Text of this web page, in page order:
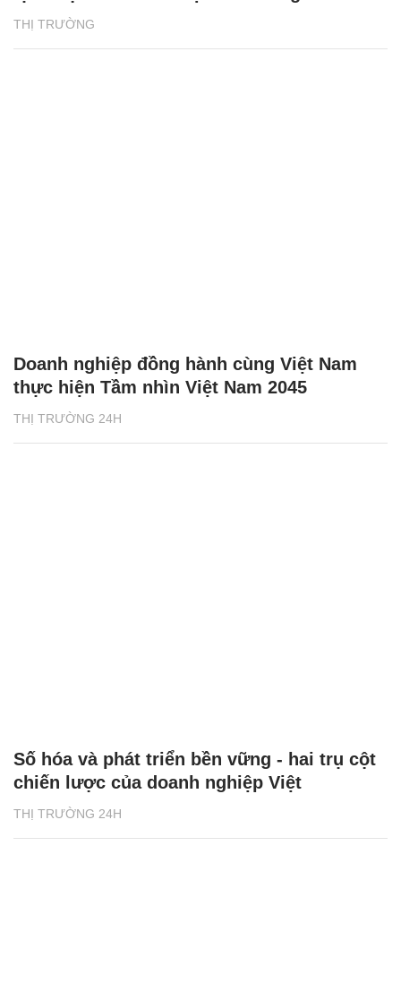
THỊ TRƯỜNG
THỊ TRƯỜNG 24H
Doanh nghiệp đồng hành cùng Việt Nam
thực hiện Tầm nhìn Việt Nam 2045
THỊ TRƯỜNG 24H
Số hóa và phát triển bền vững - hai trụ cột
chiến lược của doanh nghiệp Việt